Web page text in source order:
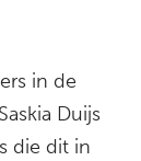
in de
Duijs
die dit in